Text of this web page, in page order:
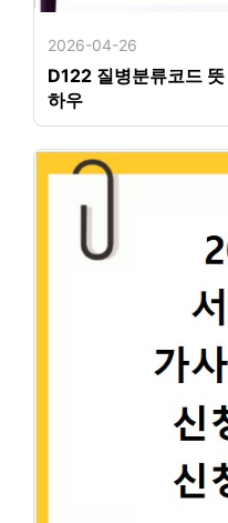
2026-04-26
D122 질병분류코드
하우